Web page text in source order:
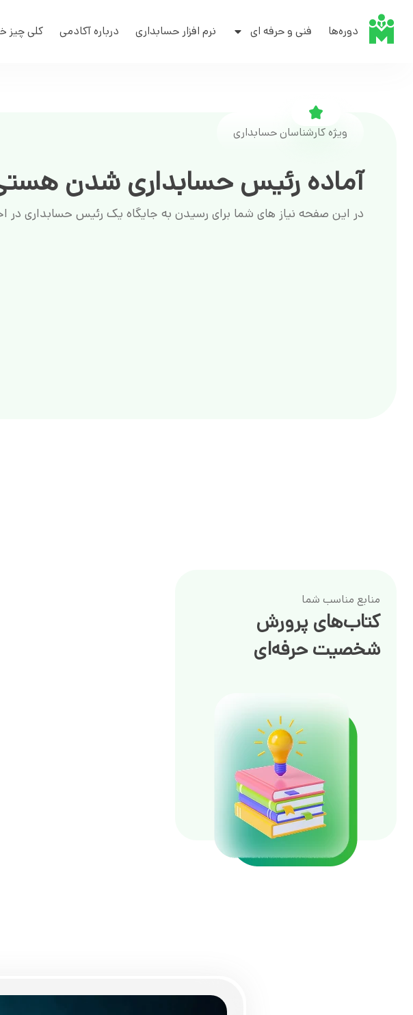
دوره‌ها فنی و حرفه ای نرم افزار حسابداری درباره آکادمی کلی چیز
ویژه کارشناسان حسابداری
آماده رئیس حسابداری شدن
در این صفحه نیاز های شما برای رسیدن به جایگاه یک رئیس حسابداری در
منابع مناسب شما
کتاب‌های پرورش
شخصیت حرفه‌ای